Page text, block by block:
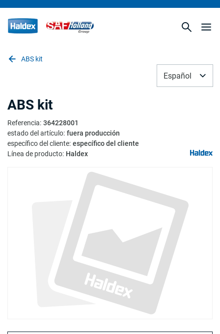
ABS kit
Español
ABS kit
Referencia: 364228001
estado del artículo: fuera producción
específico del cliente: específico del cliente
Línea de producto: Haldex